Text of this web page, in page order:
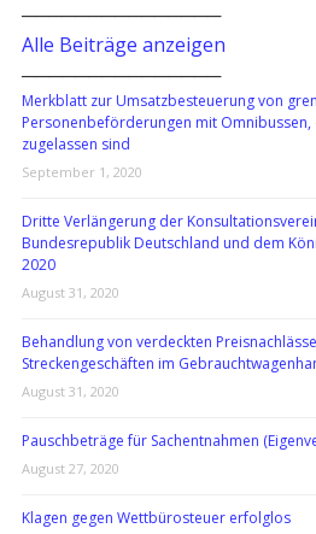
───────────────
Alle Beiträge anzeigen
───────────────
Merkblatt zur Umsatzbesteuerung von
Personenbeförderungen mit Omnibussen,
zugelassen sind
September 1, 2020
Dritte Verlängerung der
Bundesrepublik Deutschland und dem
2020
August 31, 2020
Behandlung von verdeckten
Streckengeschäften im
August 31, 2020
Pauschbeträge für Sachentnahmen
August 27, 2020
Klagen gegen Wettbürosteuer erfolglos